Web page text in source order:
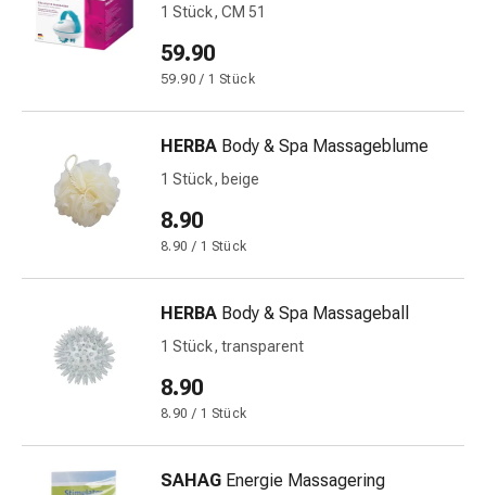
Wundsprays
Wundverschlussstreifen
kleber
Ziehsalbe
Tupfer
Ohren
und
Ohrenbeschwerden
Ohrenpflege
Augenentzündungen
Augenverbände
Augenhygiene
Kreislauf
1 Stück, CM 51
59.90
59.90 / 1 Stück
HERBA Body & Spa Massageblume
1 Stück, beige
8.90
8.90 / 1 Stück
HERBA Body & Spa Massageball
1 Stück, transparent
8.90
8.90 / 1 Stück
SAHAG Energie Massagering